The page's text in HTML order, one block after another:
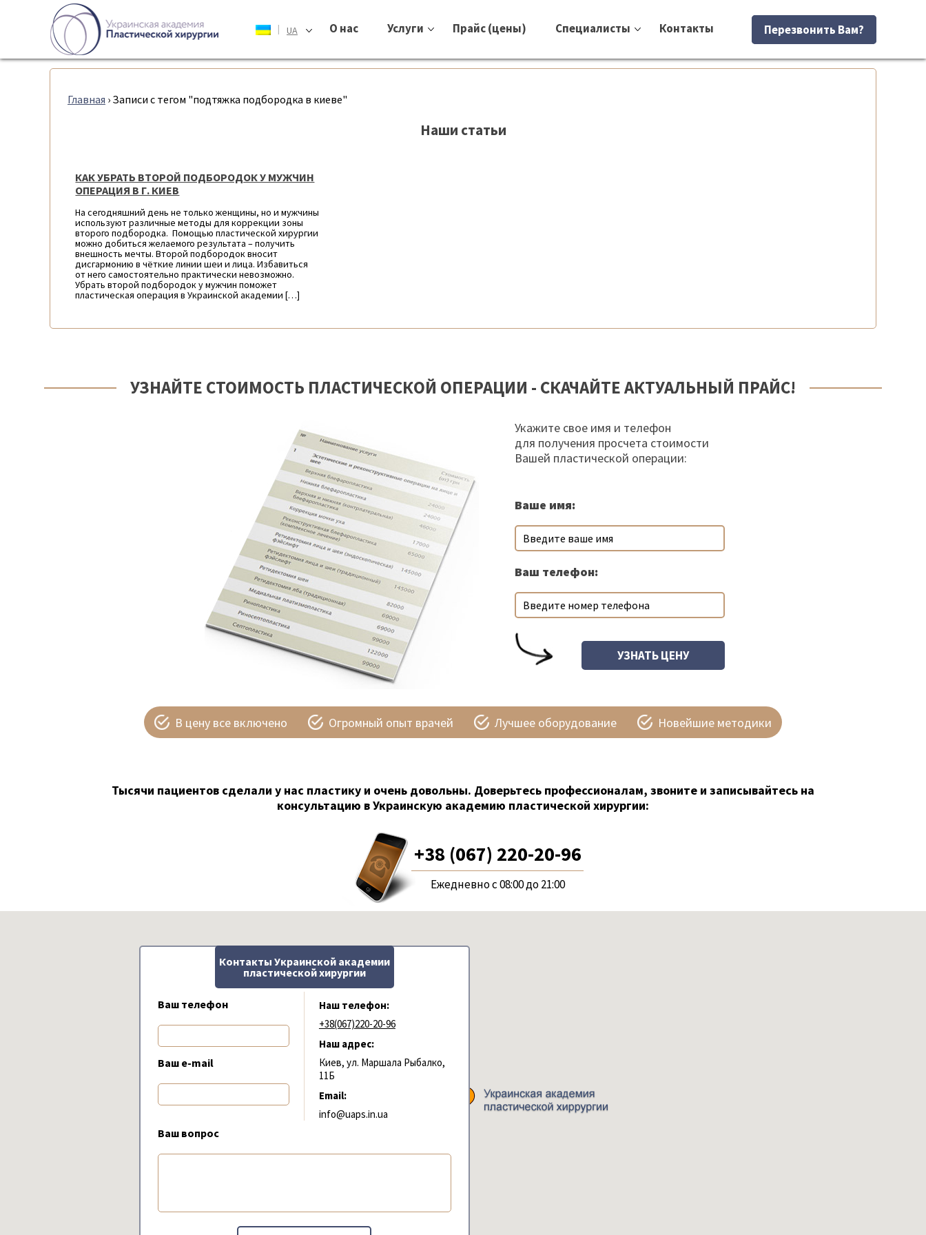
Перезвонить Вам?
| UA О нас Услуги Прайс (цены) Специалисты Контакты
Главная › Записи с тегом "подтяжка подбородка в киеве"
Наши статьи
КАК УБРАТЬ ВТОРОЙ ПОДБОРОДОК У МУЖЧИН
ОПЕРАЦИЯ В Г. КИЕВ
На сегодняшний день не только женщины, но и мужчины
используют различные методы для коррекции зоны
второго подбородка. Помощью пластической хирургии
можно добиться желаемого результата – получить
внешность мечты. Второй подбородок вносит
дисгармонию в чёткие линии шеи и лица. Избавиться
от него самостоятельно практически невозможно.
Убрать второй подбородок у мужчин поможет
пластическая операция в Украинской академии […]
УЗНАЙТЕ СТОИМОСТЬ ПЛАСТИЧЕСКОЙ ОПЕРАЦИИ - СКАЧАЙТЕ АКТУАЛЬНЫЙ ПРАЙС!
Укажите свое имя и телефон
для получения просчета стоимости
Вашей пластической операции:
Ваше имя:
Ваш телефон:
В цену все включено Огромный опыт врачей Лучшее оборудование Новейшие методики
Тысячи пациентов сделали у нас пластику и очень довольны. Доверьтесь профессионалам, звоните и записывайтесь на
консультацию в Украинскую академию пластической хирургии:
+38 (067) 220-20-96
Ежедневно с 08:00 до 21:00
Контакты Украинской академии
пластической хирургии
Наш телефон:
+38(067)220-20-96
Наш адрес:
Киев, ул. Маршала Рыбалко,
11Б
Email:
info@uaps.in.ua
Ваш телефон
Ваш e-mail
Ваш вопрос